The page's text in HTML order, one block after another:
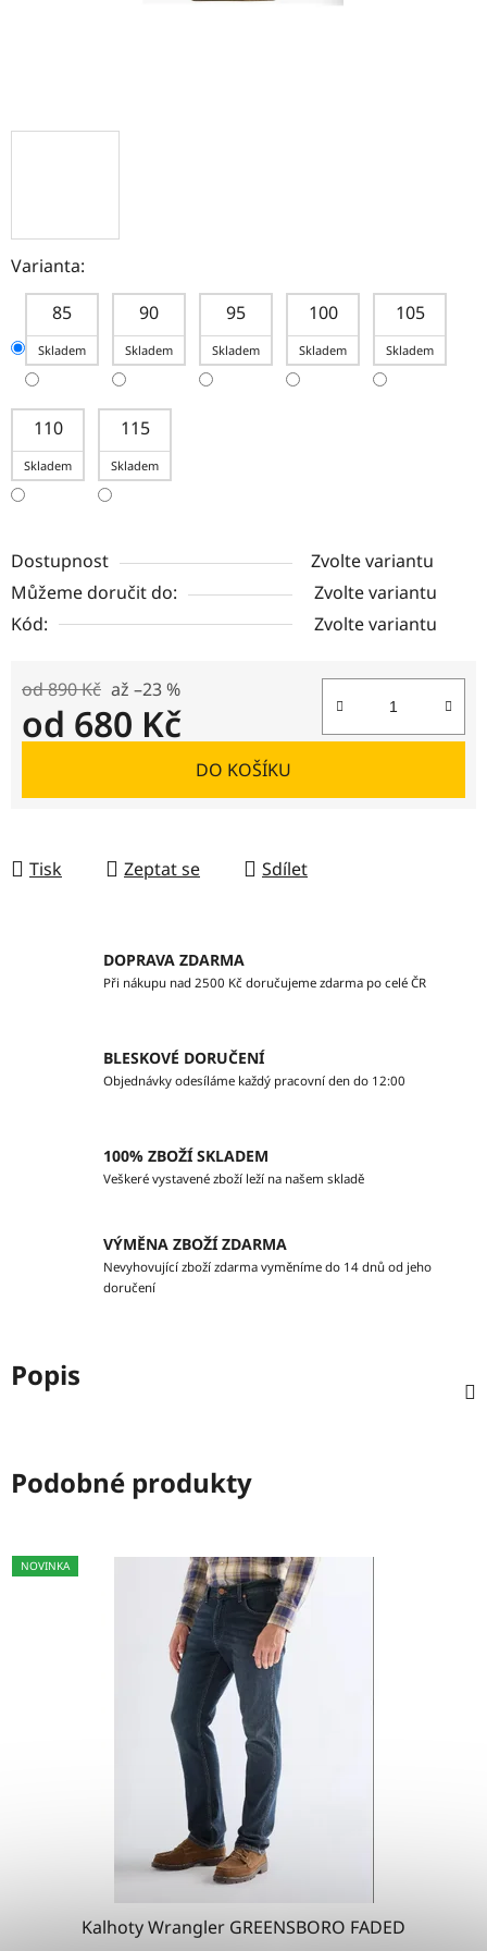
Varianta:
85
Skladem
90
Skladem
95
Skladem
100
Skladem
105
Skladem
110
Skladem
115
Skladem
Dostupnost
Zvolte variantu
Můžeme doručit do:
Zvolte variantu
Kód:
Zvolte variantu
od 890 Kč až –23 %
od 680 Kč
DO KOŠÍKU
Tisk Zeptat se Sdílet
DOPRAVA ZDARMA
Při nákupu nad 2500 Kč doručujeme zdarma po celé ČR
BLESKOVÉ DORUČENÍ
Objednávky odesíláme každý pracovní den do 12:00
100% ZBOŽÍ SKLADEM
Veškeré vystavené zboží leží na našem skladě
VÝMĚNA ZBOŽÍ ZDARMA
Nevyhovující zboží zdarma vyměníme do 14 dnů od jeho
doručení
Popis
Podobné produkty
NOVINKA
Kalhoty Wrangler GREENSBORO FADED